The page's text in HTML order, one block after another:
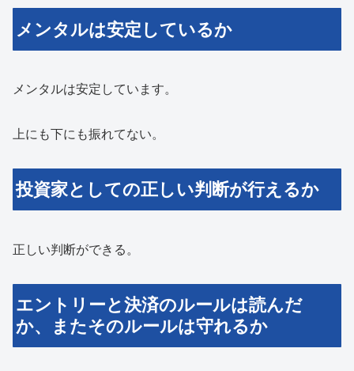
メンタルは安定しているか
メンタルは安定しています。
上にも下にも振れてない。
投資家としての正しい判断が行えるか
正しい判断ができる。
エントリーと決済のルールは読んだ
か、またそのルールは守れるか